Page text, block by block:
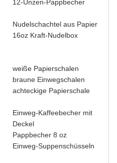
12-Unzen-Pappbecher
Nudelschachtel aus Papier
16oz Kraft-Nudelbox
weiße Papierschalen
braune Einwegschalen
achteckige Papierschale
Einweg-Kaffeebecher mit
Deckel
Pappbecher 8 oz
Einweg-Suppenschüsseln